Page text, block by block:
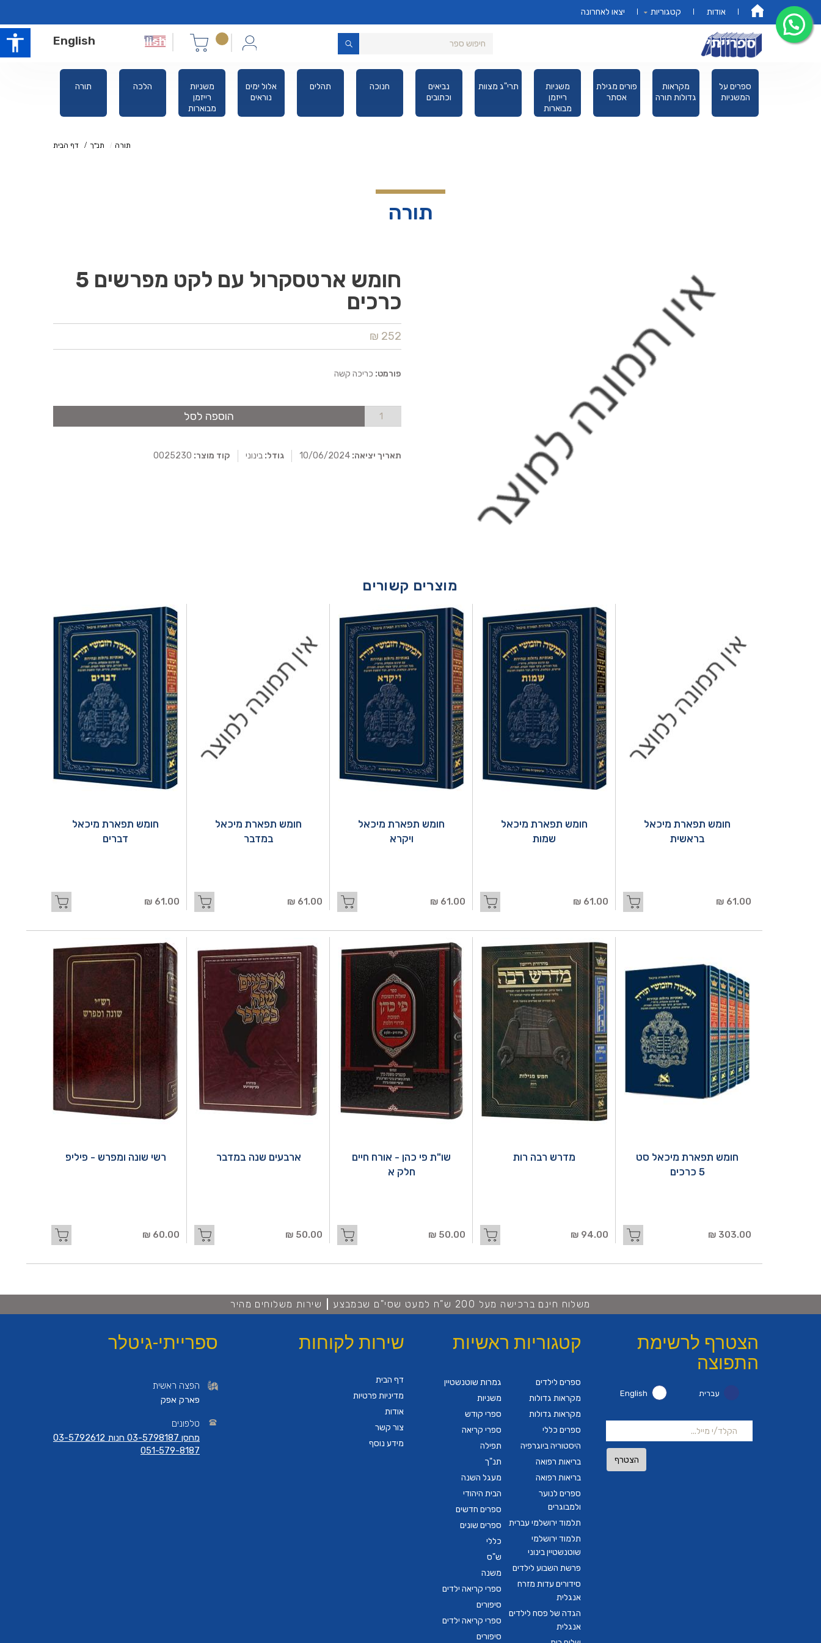
אודות קטגוריות יצאו לאחרונה
English
תורה הלכה
משניות
רייזמן
מבוארות
אלול ימים
נוראים
תהלים חנוכה
נביאים
וכתובים
תרי"ג מצוות
משניות
רייזמן
מבוארות
מהדורת כיס
פורים מגילת
אסתר
מקראות
גדולות תורה
ספרים על
המשניות
דף הבית תנ"ך תורה
תורה
חומש ארטסקרול עם לקט מפרשים 5
כרכים
252 ₪
פורמט: כריכה קשה
הוספה לסל
תאריך יציאה: גודל: בינוני קוד מוצר:
מוצרים קשורים
חומש תפארת מיכאל
בראשית
61.00 ₪
חומש תפארת מיכאל
שמות
61.00 ₪
חומש תפארת מיכאל
ויקרא
61.00 ₪
חומש תפארת מיכאל
במדבר
61.00 ₪
חומש תפארת מיכאל
דברים
61.00 ₪
חומש תפארת מיכאל סט
5 כרכים
303.00 ₪
מדרש רבה רות
94.00 ₪
שו"ת פי כהן - אורח חיים
חלק א
50.00 ₪
ארבעים שנה במדבר
50.00 ₪
רשי שונה ומפרש - פיליפ
60.00 ₪
משלוח חינם ברכישה מעל 200 ש"ח למעט שסי"ם שבמבצע שירות משלוחים מהיר
ספרייתי-גיטלר
הפצה ראשית
פארק אפק
טלפונים
מחסן 03-5798187 חנות 03-5792612
051-579-8187
הצטרף לרשימת
התפוצה
עברית English
הצטרף
קטגוריות ראשיות
גמרות שוטנשטיין
משניות
ספרי קודש
ספרי קריאה
תפילה
תנ"ך
מעגל השנה
הבית היהודי
ספרים חדשים
ספרים שונים
כללי
ש"ס
משנה
ספרי קריאה ילדים
סיפורים
ספרי קריאה ילדים
סיפורים
ספרים לילדים
מקראות גדולות
מקראות גדולות
ספרים כללי
היסטוריה ביוגרפיה
בריאות רפואה
בריאות רפואה
ספרים לנוער
ולמבוגרים
תלמוד ירושלמי עברית
תלמוד ירושלמי
שוטנשטיין בינוני
פרשת השבוע לילדים
סידורים עדות מזרח
אנגלית
הגדה של פסח לילדים
אנגלית
שירות לקוחות
דף הבית
מדיניות פרטיות
אודות
צור קשר
מידע נוסף